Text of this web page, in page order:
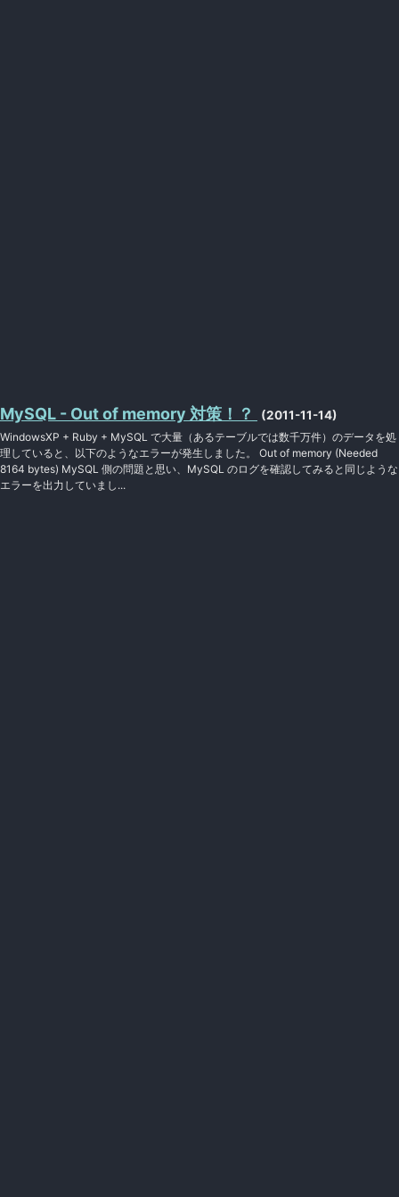
MySQL - Out of memory 対策！？ (2011-11-14)
WindowsXP + Ruby + MySQL で大量（あるテーブルでは数千万件）のデータを処
理していると、以下のようなエラーが発生しました。 Out of memory (Needed
8164 bytes) MySQL 側の問題と思い、MySQL のログを確認してみると同じような
エラーを出力していまし...